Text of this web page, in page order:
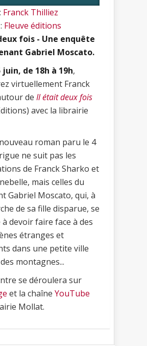
: Franck Thilliez
: Fleuve éditions
fois - Une enquête
Gabriel Moscato.
juin, de 18h à 19h,
virtuellement Franck
de Il était deux fois
avec la librairie
roman paru le 4
ne suit pas les
de Franck Sharko et
mais celles du
Gabriel Moscato, qui, à
de sa fille disparue, se
devoir faire face à des
étranges et
dans une petite ville
montagnes...
se déroulera sur
et la chaîne YouTube
Mollat.